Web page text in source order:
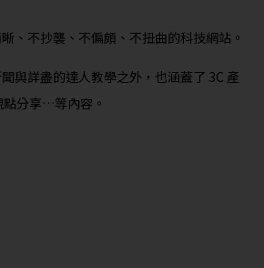
、不抄襲、不偏頗、不扭曲的科技網站。
與詳盡的達人教學之外，也涵蓋了 3C 產
分享…等內容。